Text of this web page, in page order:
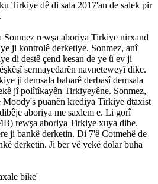
Tirkiye dê di sala 2017'an de salek pir
Sonmez rewşa aboriya Tirkiye nirxand
ji kontrolê derketiye. Sonmez, anî
di destê çend kesan de ye û ev ji
sermayedarên navneteweyî dike.
ji demsala baharê derbasî demsala
jî polîtîkayên Tirkiyeyêne. Sonmez,
puanên krediya Tirkiye dtaxist
aboriya me saxlem e. Li gorî
rewşa aboriya Tirkiye xuya dibe.
ji bankê derketin. Di 7'ê Cotmehê de
derketin. Ji ber vê yekê dolar buha
bike'